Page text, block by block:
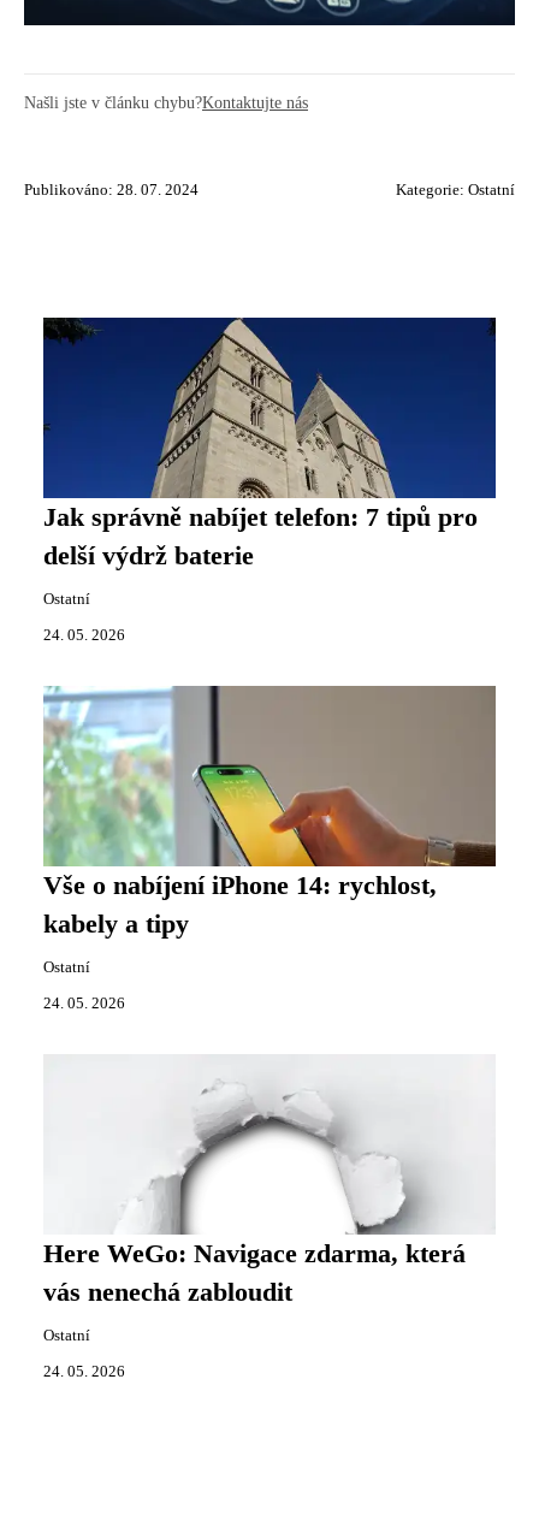
Našli jste v článku chybu?Kontaktujte nás
Publikováno: 28. 07. 2024 Kategorie: Ostatní
Jak správně nabíjet telefon: 7 tipů pro
delší výdrž baterie
Ostatní
24. 05. 2026
Vše o nabíjení iPhone 14: rychlost,
kabely a tipy
Ostatní
24. 05. 2026
Here WeGo: Navigace zdarma, která
vás nenechá zabloudit
Ostatní
24. 05. 2026